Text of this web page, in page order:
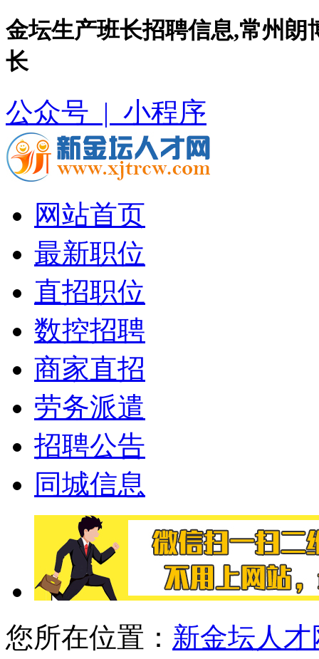
金坛生产班长招聘信息,常州
长
公众号 | 小程序
网站首页
最新职位
直招职位
数控招聘
商家直招
劳务派遣
招聘公告
同城信息
您所在位置： 新金坛人才